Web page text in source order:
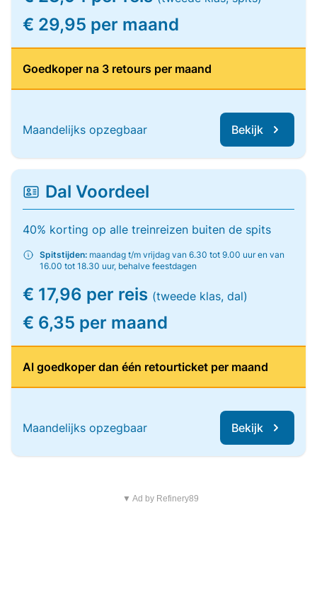
€ 29,95 per maand
Goedkoper na 3 retours per maand
Maandelijks opzegbaar Bekijk
Dal Voordeel
40% korting op alle treinreizen buiten de spits
Spitstijden: maandag t/m vrijdag van 6.30 tot 9.00 uur en van
16.00 tot 18.30 uur, behalve feestdagen
€ 17,96 per reis (tweede klas, dal)
€ 6,35 per maand
Al goedkoper dan één retourticket per maand
Maandelijks opzegbaar Bekijk
▼ Ad by Refinery89